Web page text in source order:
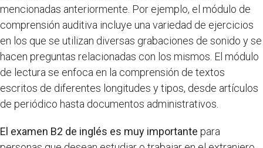
mencionadas anteriormente. Por ejemplo, el módulo de
comprensión auditiva incluye una variedad de ejercicios
en los que se utilizan diversas grabaciones de sonido y se
hacen preguntas relacionadas con los mismos. El módulo
de lectura se enfoca en la comprensión de textos
escritos de diferentes longitudes y tipos, desde artículos
de periódico hasta documentos administrativos.
El examen B2 de inglés es muy importante para